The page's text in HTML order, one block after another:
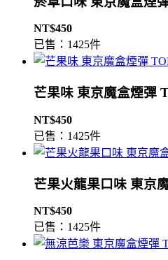
NT$450
已售：1425件
芒果味 東京魔盒煙彈
NT$450
已售：1425件
芒果火龍果口味 東京
NT$450
已售：1425件